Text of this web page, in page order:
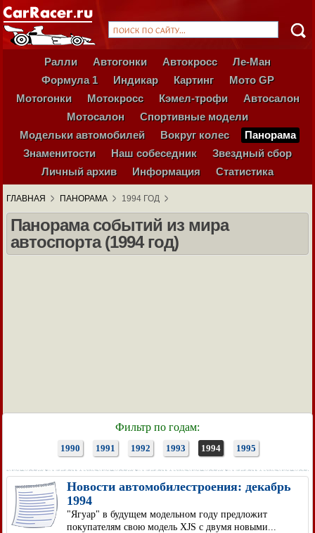
Ралли Автогонки Автокросс
Ле-Ман
Формула 1
Индикар Картинг
Мото GP
Мотогонки
Мотокросс Кэмел-трофи
Автосалон
Мотосалон
Спортивные модели
Модельки автомобилей
Вокруг колес
Панорама
Знаменитости
Наш собеседник
Звездный сбор
Личный архив
Информация Статистика
ГЛАВНАЯ ПАНОРАМА 1994 ГОД
Панорама событий из мира
автоспорта (1994 год)
Фильтр по годам:
1990 1991 1992 1993 1994 1995
Новости автомобилестроения: декабрь
1994
"Ягуар" в будущем модельном году предложит
покупателям свою модель XJS с двумя новыми...